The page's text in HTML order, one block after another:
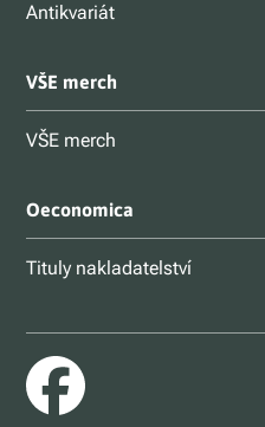
Antikvariát
VŠE merch
VŠE merch
Oeconomica
Tituly nakladatelství